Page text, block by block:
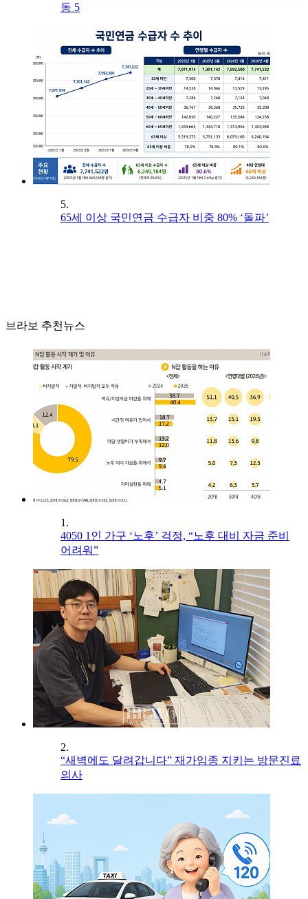
동 5
5.
65세 이상 국민연금 수급자 비중 80% ‘돌파’
브라보 추천뉴스
1.
4050 1인 가구 ‘노후’ 걱정, “노후 대비 자금 준비
어려워”
2.
“새벽에도 달려갑니다” 재가임종 지키는 방문진료
의사